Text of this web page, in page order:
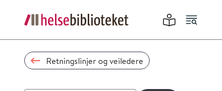
Retningslinjer og veiledere